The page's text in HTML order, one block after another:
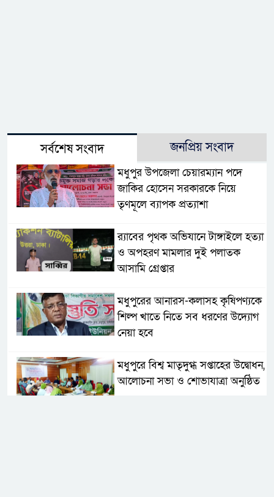
সর্বশেষ সংবাদ জনপ্রিয় সংবাদ
মধুপুর উপজেলা চেয়ারম্যান পদে
জাকির হোসেন সরকারকে নিয়ে
তৃণমূলে ব্যাপক প্রত্যাশা
র‌্যাবের পৃথক অভিযানে টাঙ্গাইলে হত্যা
ও অপহরণ মামলার দুই পলাতক
আসামি গ্রেপ্তার
মধুপুরের আনারস-কলাসহ কৃষিপণ্যকে
শিল্প খাতে নিতে সব ধরণের উদ্যোগ
নেয়া হবে
মধুপুরে বিশ্ব মাতৃদুগ্ধ সপ্তাহের উদ্বোধন,
আলোচনা সভা ও শোভাযাত্রা অনুষ্ঠিত